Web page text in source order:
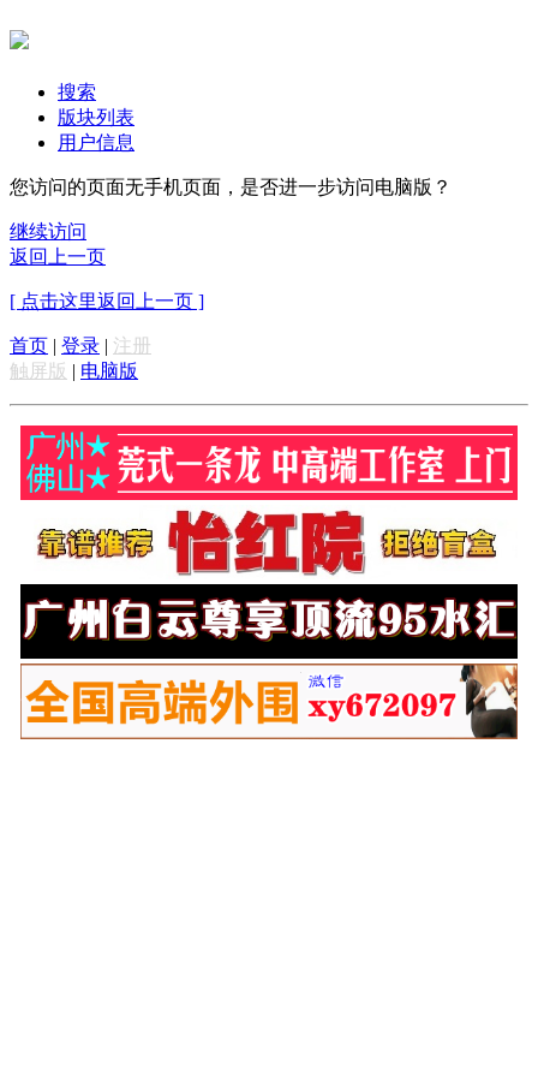
搜索
版块列表
用户信息
您访问的页面无手机页面，是否进一步访问电脑版？
继续访问
返回上一页
[ 点击这里返回上一页 ]
首页 | 登录 | 注册
触屏版 | 电脑版